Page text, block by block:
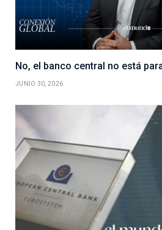
No, el banco central no está
JUNIO 30, 2026